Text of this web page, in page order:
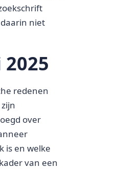
niet
redenen
over
is en welke
van een